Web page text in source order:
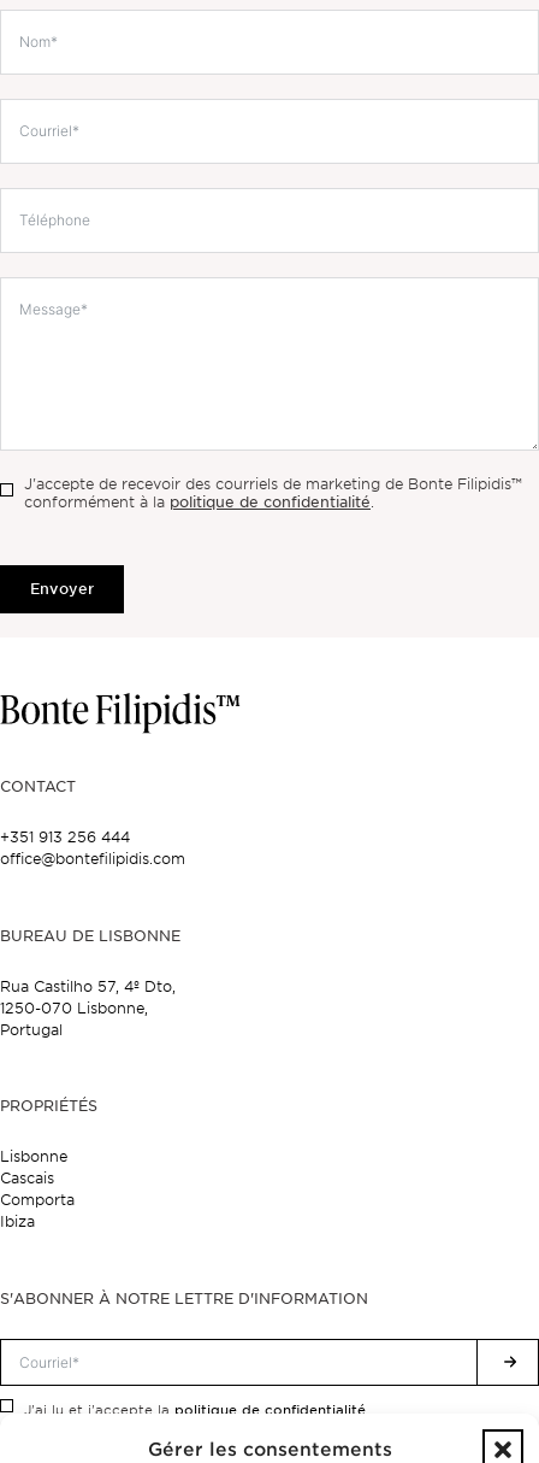
Gérer les consentements
J'accepte de recevoir des courriels de marketing de Bonte Filipidis™
conformément à la politique de confidentialité.
Envoyer
CONTACT
+351 913 256 444
office@bontefilipidis.com
BUREAU DE LISBONNE
Rua Castilho 57, 4º Dto,
1250-070 Lisbonne,
Portugal
PROPRIÉTÉS
Lisbonne
Cascais
Comporta
Ibiza
S'ABONNER À NOTRE LETTRE D'INFORMATION
J'ai lu et j'accepte la politique de confidentialité.